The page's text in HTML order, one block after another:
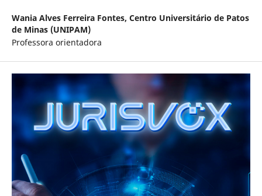
Wania Alves Ferreira Fontes, Centro Universitário de Patos
de Minas (UNIPAM)
Professora orientadora